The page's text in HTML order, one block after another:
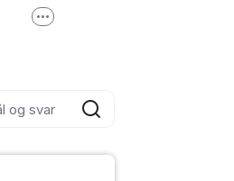
Søg
Flere supportlinks